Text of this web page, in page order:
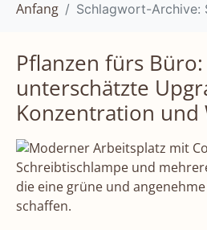
Anfang Schlagwort-Archive:
Pflanzen fürs Büro:
unterschätzte
Konzentration und